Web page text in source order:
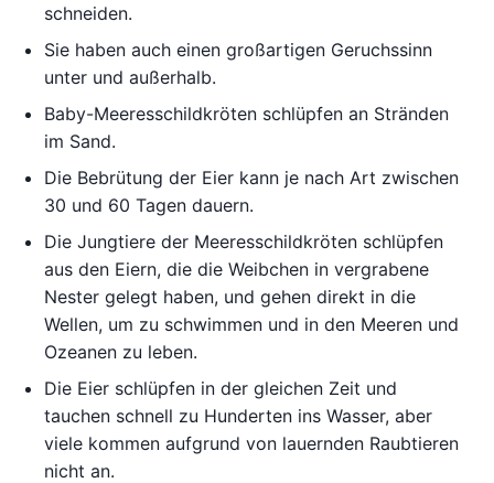
schneiden.
Sie haben auch einen großartigen Geruchssinn
unter und außerhalb.
Baby-Meeresschildkröten schlüpfen an Stränden
im Sand.
Die Bebrütung der Eier kann je nach Art zwischen
30 und 60 Tagen dauern.
Die Jungtiere der Meeresschildkröten schlüpfen
aus den Eiern, die die Weibchen in vergrabene
Nester gelegt haben, und gehen direkt in die
Wellen, um zu schwimmen und in den Meeren und
Ozeanen zu leben.
Die Eier schlüpfen in der gleichen Zeit und
tauchen schnell zu Hunderten ins Wasser, aber
viele kommen aufgrund von lauernden Raubtieren
nicht an.